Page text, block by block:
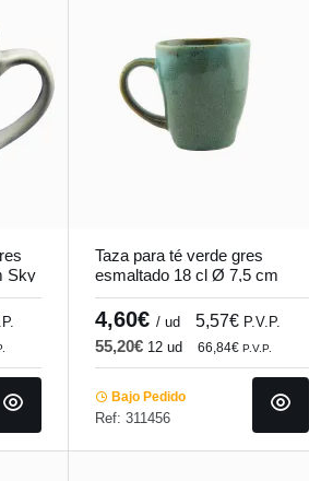
Sky
Taza para té verde gres
esmaltado 18 cl Ø 7,5 cm
Sky Pro.mundi
4,60€/ ud 5,57€ P.V.P.
55,20€ 12 ud 66,84€P.V.P.
Bajo Pedido
Ref: 311456